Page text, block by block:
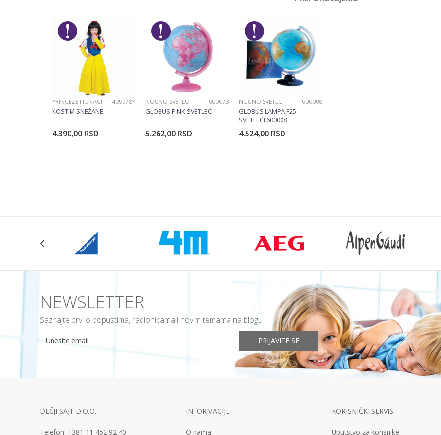
Poruka
POŠALJI
PRINCEZE I JUNACI 409078P
KOSTIM SNEŽANE
4.390,00 RSD
NOĆNO SVETLO 600073
GLOBUS PINK SVETLEĆI
5.262,00 RSD
NOĆNO SVETLO 600008
GLOBUS LAMPA F25
SVETLEĆI 600008
4.524,00 RSD
NEWSLETTER
Saznajte prvi o popustima, radionicama i novim temama na blogu
PRIJAVITE SE
DEČJI SAJT D.O.O.
Telefon: +381 11 452 92 40
INFORMACIJE
O nama
KORISNIČKI SERVIS
Uputstvo za korisnike